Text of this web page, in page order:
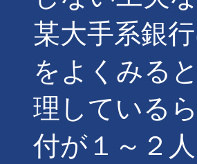
某大手系銀
をよくみる
理している
付が１～２